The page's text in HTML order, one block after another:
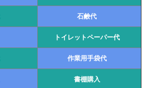
石鹸代
トイレットペーパー代
作業用手袋代
書棚購入